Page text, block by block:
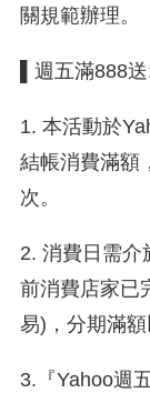
關規範辦理。
▌週五滿888
1. 本活動於
結帳消費滿額
次。
2. 消費日需介
前消費店家已
易)，分期滿額
3.『Yahoo週